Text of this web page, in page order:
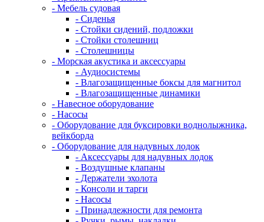
- Мебель судовая
- Сиденья
- Стойки сидений, подложки
- Стойки столешниц
- Столешницы
- Морская акустика и аксессуары
- Аудиосистемы
- Влагозащищенные боксы для магнитол
- Влагозащищенные динамики
- Навесное оборудование
- Насосы
- Оборудование для буксировки воднолыжника,
вейкборда
- Оборудование для надувных лодок
- Аксессуары для надувных лодок
- Воздушные клапаны
- Держатели эхолота
- Консоли и тарги
- Насосы
- Принадлежности для ремонта